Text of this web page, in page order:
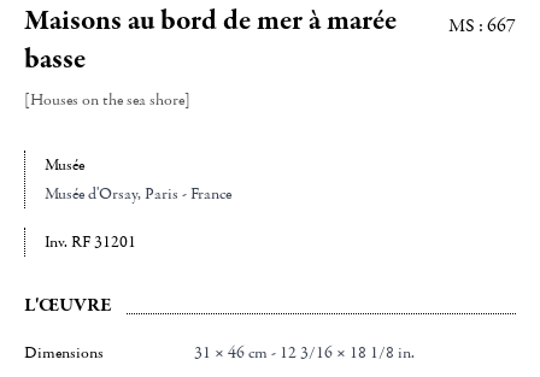
Maisons au bord de mer à marée
basse
[Houses on the sea shore]
MS : 667
Musée
Musée d'Orsay, Paris - France
Inv. RF 31201
L'ŒUVRE
Dimensions 31 × 46 cm - 12 3/16 × 18 1/8 in.